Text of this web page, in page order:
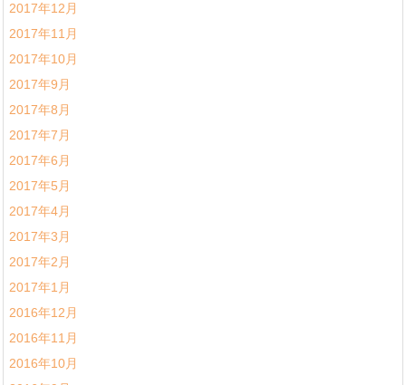
2017年12月
2017年11月
2017年10月
2017年9月
2017年8月
2017年7月
2017年6月
2017年5月
2017年4月
2017年3月
2017年2月
2017年1月
2016年12月
2016年11月
2016年10月